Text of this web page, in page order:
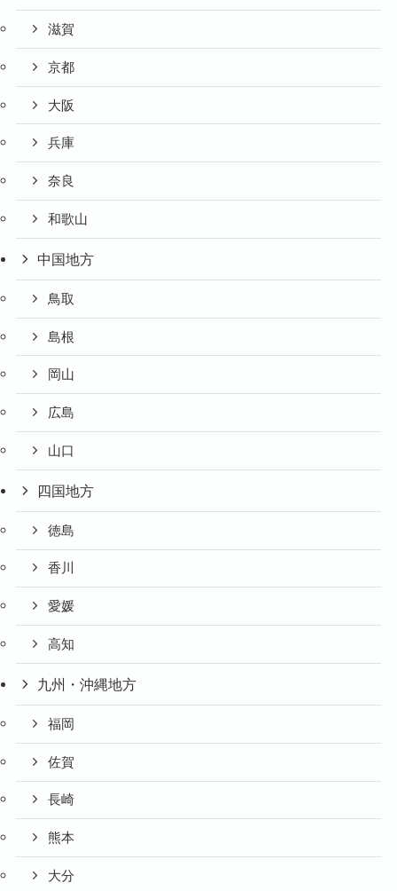
滋賀
京都
大阪
兵庫
奈良
和歌山
中国地方
鳥取
島根
岡山
広島
山口
四国地方
徳島
香川
愛媛
高知
九州・沖縄地方
福岡
佐賀
長崎
熊本
大分